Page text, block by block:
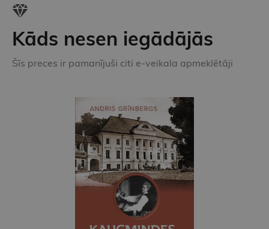
Kāds nesen iegādājās
Šīs preces ir pamanījuši citi e-veikala apmeklētāji